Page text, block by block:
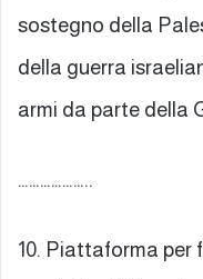
sostegno della
della guerra
armi da parte della
………………..
10. Piattaforma per